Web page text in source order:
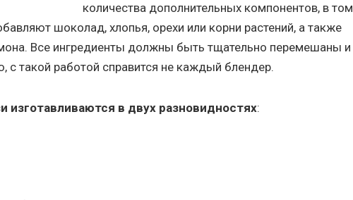
количества дополнительных компонентов, в том
шоколад, хлопья, орехи или корни растений, а также
Все ингредиенты должны быть тщательно перемешаны и
с такой работой справится не каждый блендер.
изготавливаются в двух разновидностях: